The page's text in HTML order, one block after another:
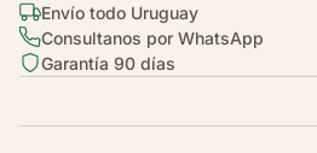
d
a
d
Envío todo Uruguay
Consultanos por WhatsApp
Garantía 90 días